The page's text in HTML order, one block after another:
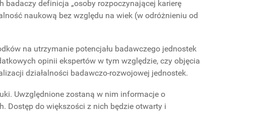
badaczy definicja „osoby rozpoczynającej karierę
naukową bez względu na wiek (w odróżnieniu od
na utrzymanie potencjału badawczego jednostek
opinii ekspertów w tym względzie, czy objęcia
działalności badawczo-rozwojowej jednostek.
Uwzględnione zostaną w nim informacje o
Dostęp do większości z nich będzie otwarty i